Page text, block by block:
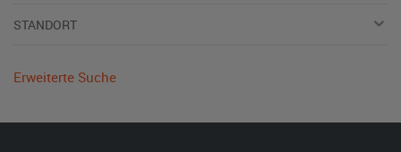
STANDORT
Erweiterte Suche